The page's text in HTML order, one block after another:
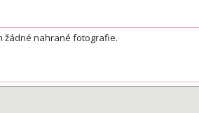
žádné nahrané fotografie.